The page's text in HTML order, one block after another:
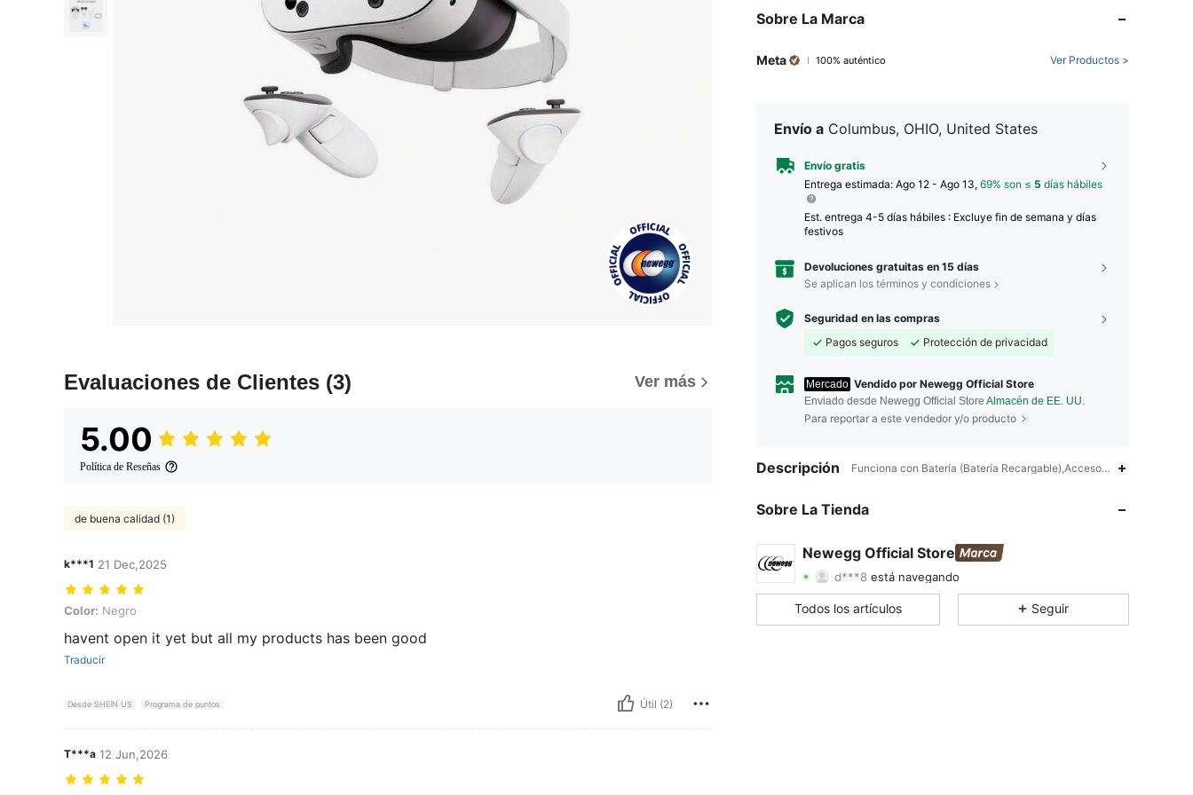
Evaluaciones de Clientes (3) Ver más
5.00
Política de Reseñas
de buena calidad (1)
k***1 21 Dec,2025
Color: Negro
Color: Negro
havent open it yet but all my products has been good
Traducir
Desde SHEIN US Programa de puntos Útil (2)
T***a 12 Jun,2026
Sobre La Marca
Meta 100% auténtico Ver Productos >
Envío a Columbus, OHIO, United States
Envío gratis
Entrega estimada: Ago 12 - Ago 13, 69% son ≤ 5 días hábiles
Est. entrega 4-5 días hábiles : Excluye fin de semana y días
festivos
Devoluciones gratuitas en 15 días
Se aplican los términos y condiciones
Seguridad en las compras
Pagos seguros
Protección de privacidad
Mercado Vendido por Newegg Official Store
Enviado desde Newegg Official Store Almacén de EE. UU.
Para reportar a este vendedor y/o producto
Descripción Funciona con Batería (Batería Recargable),Accesorios para
Sobre La Tienda
Newegg Official Store
4.77 6.8K 1.2K
4.77
4.77 6.8K 1.2K
d***8 está navegando
4.77 6.8K
4.77 6.8K 1.2K
Todos los artículos Seguir